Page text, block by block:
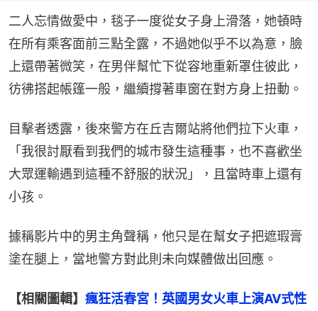
二人忘情做愛中，毯子一度從女子身上滑落，她頓時
在所有乘客面前三點全露，不過她似乎不以為意，臉
上還帶著微笑，在男伴幫忙下從容地重新罩住彼此，
彷彿搭起帳篷一般，繼續撐著車窗在對方身上扭動。
目擊者透露，後來警方在丘吉爾站將他們拉下火車，
「我很討厭看到我們的城市發生這種事，也不喜歡坐
大眾運輸遇到這種不舒服的狀況」，且當時車上還有
小孩。
據稱影片中的男主角聲稱，他只是在幫女子把遮瑕膏
塗在腿上，當地警方對此則未向媒體做出回應。
【相關圖輯】 瘋狂活春宮！英國男女火車上演AV式性